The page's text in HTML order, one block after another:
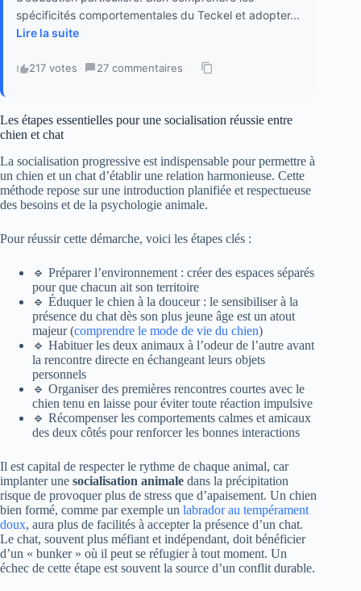
spécificités comportementales du Teckel et adopter...
Lire la suite
217 votes · 27 commentaires ·
Les étapes essentielles pour une socialisation réussie entre
chien et chat
La socialisation progressive est indispensable pour permettre à
un chien et un chat d’établir une relation harmonieuse. Cette
méthode repose sur une introduction planifiée et respectueuse
des besoins et de la psychologie animale.
Pour réussir cette démarche, voici les étapes clés :
🔹 Préparer l’environnement : créer des espaces séparés
pour que chacun ait son territoire
🔹 Éduquer le chien à la douceur : le sensibiliser à la
présence du chat dès son plus jeune âge est un atout
majeur (comprendre le mode de vie du chien)
🔹 Habituer les deux animaux à l’odeur de l’autre avant
la rencontre directe en échangeant leurs objets
personnels
🔹 Organiser des premières rencontres courtes avec le
chien tenu en laisse pour éviter toute réaction impulsive
🔹 Récompenser les comportements calmes et amicaux
des deux côtés pour renforcer les bonnes interactions
Il est capital de respecter le rythme de chaque animal, car
implanter une socialisation animale dans la précipitation
risque de provoquer plus de stress que d’apaisement. Un chien
bien formé, comme par exemple un labrador au tempérament
doux, aura plus de facilités à accepter la présence d’un chat.
Le chat, souvent plus méfiant et indépendant, doit bénéficier
d’un « bunker » où il peut se réfugier à tout moment. Un
échec de cette étape est souvent la source d’un conflit durable.